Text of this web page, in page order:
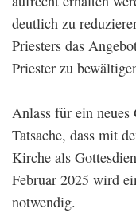
deutlich zu
Priesters das
Priester zu
Anlass für ein neues
Tatsache, dass mit
Kirche als
Februar 2025 wird
notwendig.